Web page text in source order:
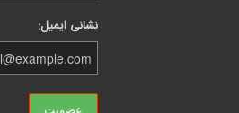
نشانی ایمیل: